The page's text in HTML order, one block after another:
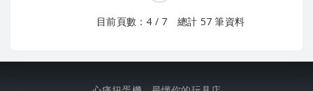
目前頁數：4 / 7 總計 57 筆資料